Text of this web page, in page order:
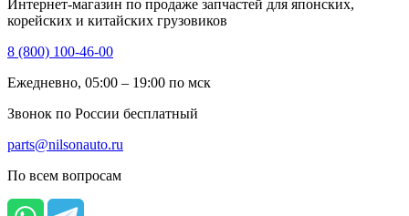
Интернет-магазин по продаже запчастей для японских,
корейских и китайских грузовиков
8 (800) 100-46-00
Ежедневно, 05:00 – 19:00 по мск
Звонок по России бесплатный
parts@nilsonauto.ru
По всем вопросам